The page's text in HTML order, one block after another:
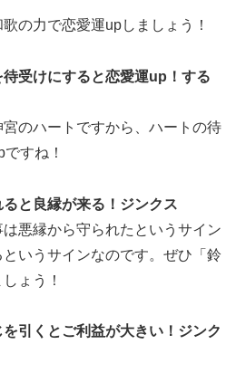
の力で恋愛運upしましょう！
待受けにすると恋愛運up！する
のハートですから、ハートの待
すね！
ると良縁が来る！ジンクス
悪縁から守られたというサイン
いうサインなのです。ぜひ「鈴
ょう！
を引くとご利益が大きい！ジンク